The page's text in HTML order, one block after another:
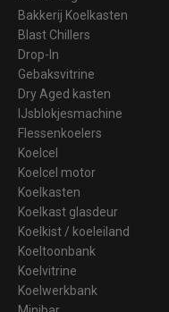
Bakkerij Koelkasten
Blast Chillers
Drop-In
Gebaksvitrine
Dry Aged kasten
IJsblokjesmachine
Flessenkoelers
Koelcel
Koelcel motor
Koelkasten
Koelkast glasdeur
Koelkist / koeleiland
Koeltoonbank
Koelvitrine
Koelwerkbank